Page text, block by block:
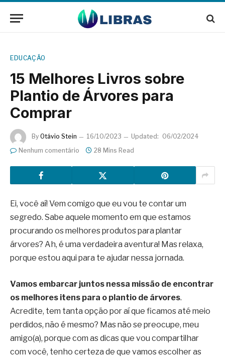
EDUCAÇÃO
15 Melhores Livros sobre
Plantio de Árvores para
Comprar
By Otávio Stein 16/10/2023 Updated: 06/02/2024
Nenhum comentário
28 Mins Read
Ei, você aí! Vem comigo que eu vou te contar um
segredo. Sabe aquele momento em que estamos
procurando os melhores produtos para plantar
árvores? Ah, é uma verdadeira aventura! Mas relaxa,
porque estou aqui para te ajudar nessa jornada.
Vamos embarcar juntos nessa missão de encontrar
os melhores itens para o plantio de árvores.
Acredite, tem tanta opção por aí que ficamos até meio
perdidos, não é mesmo? Mas não se preocupe, meu
amigo(a), porque com as dicas que vou compartilhar
com você, tenho certeza de que vamos escolher as